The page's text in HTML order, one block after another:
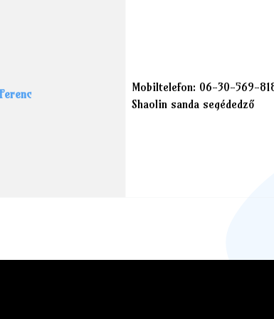
Mobiltelefon: 06-30-569-
Shaolin sanda segédedző